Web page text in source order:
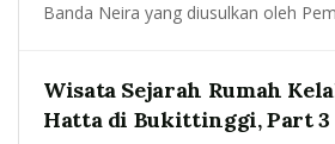
Banda Neira yang diusulkan oleh
Wisata Sejarah Rumah
Hatta di Bukittinggi, Part 3